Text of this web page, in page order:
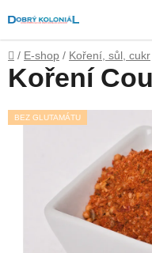
na
obsah
Domů
/ E-shop / Koření, sůl, cukr
Koření
BEZ GLUTAMÁTU